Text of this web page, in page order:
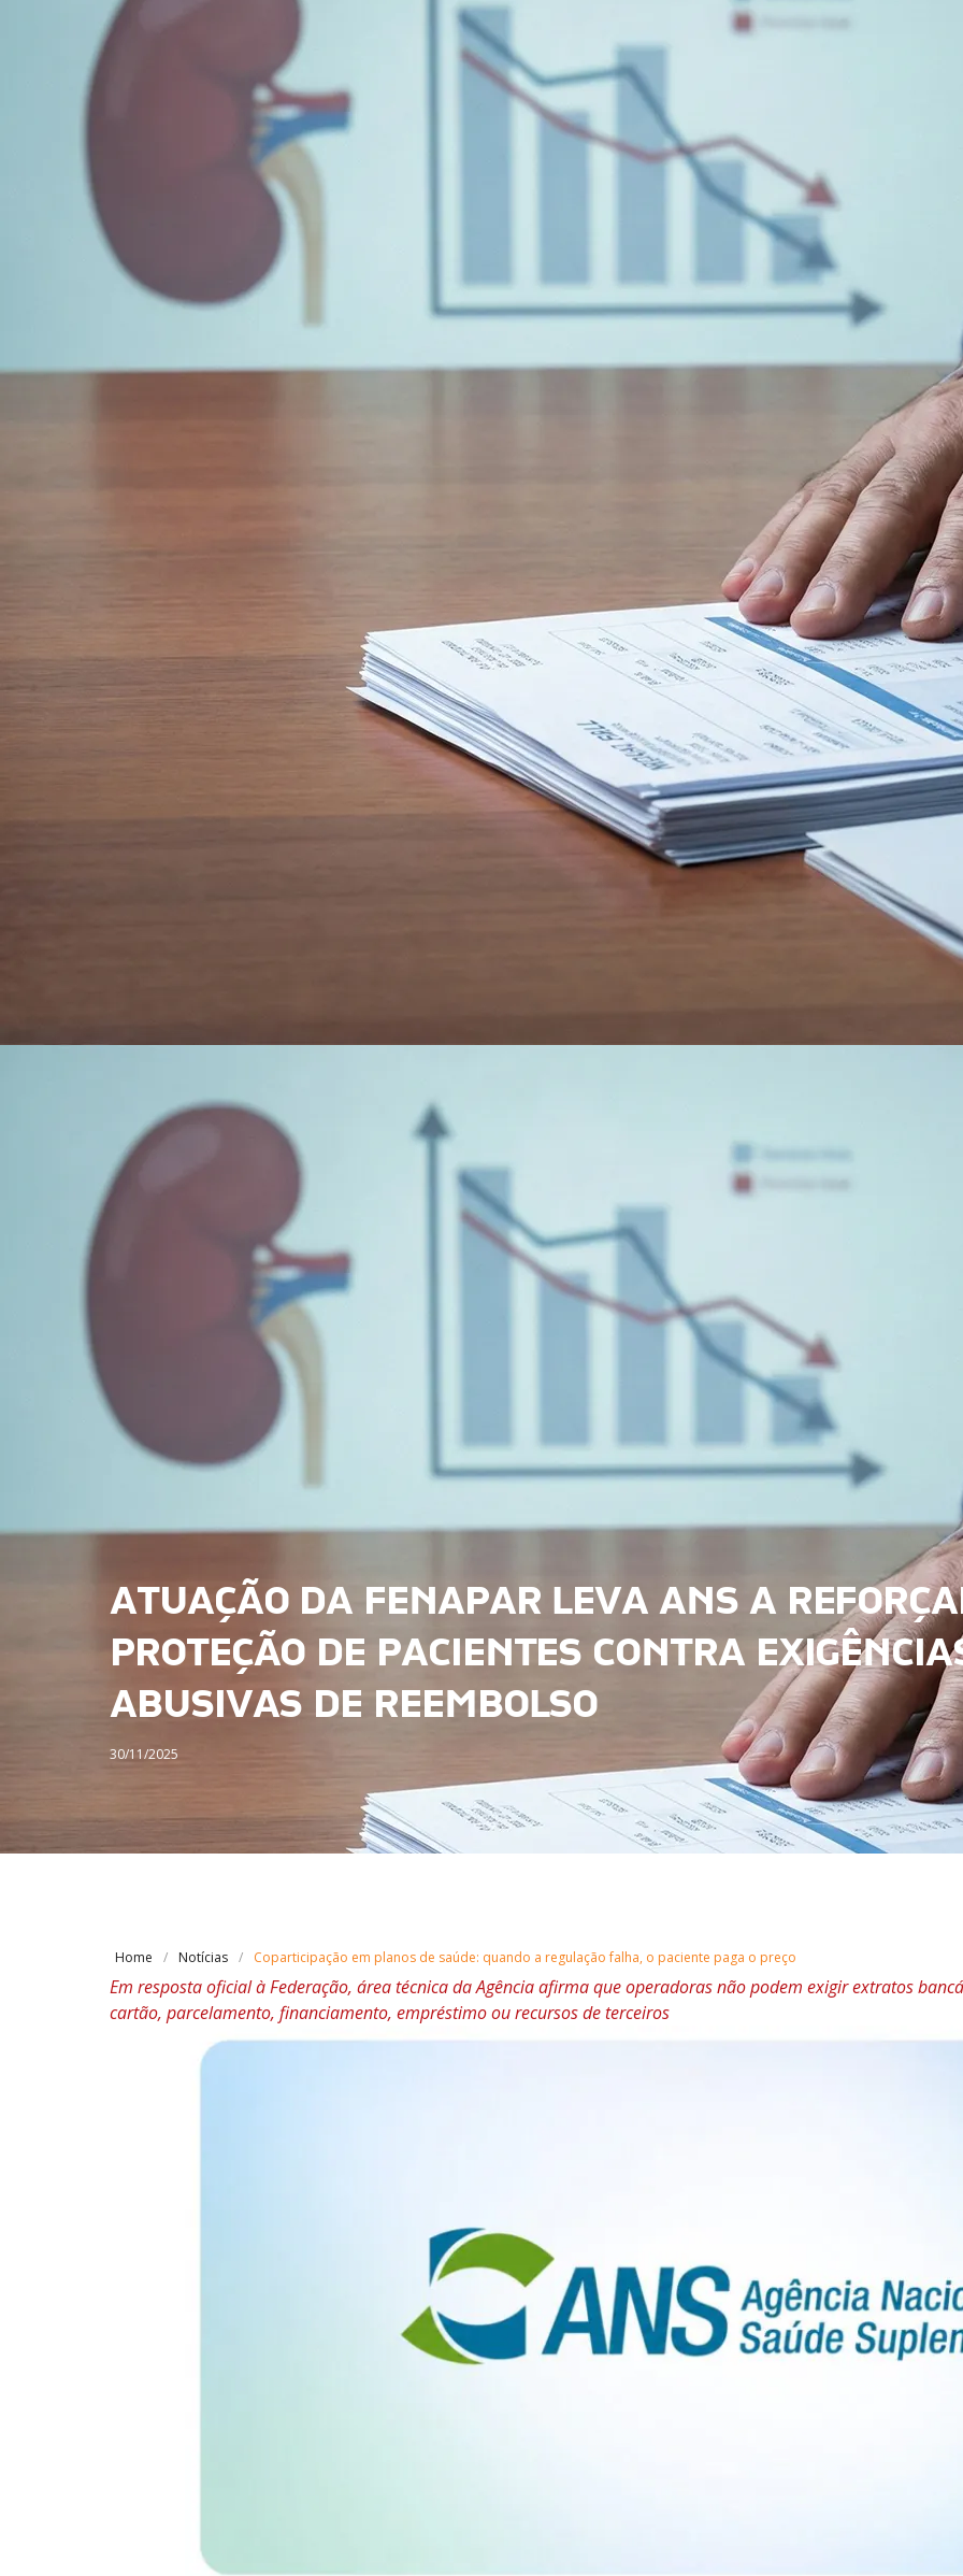
ATUAÇÃO DA FENAPAR LEVA ANS A
PROTEÇÃO DE PACIENTES CONTRA
ABUSIVAS DE REEMBOLSO
30/11/2025
Home Notícias Coparticipação em planos de saúde: quando a regulação falha, o paciente paga o preço
Em resposta oficial à Federação, área técnica da Agência afirma que operadoras não podem exigir extratos
cartão, parcelamento, financiamento, empréstimo ou recursos de terceiros